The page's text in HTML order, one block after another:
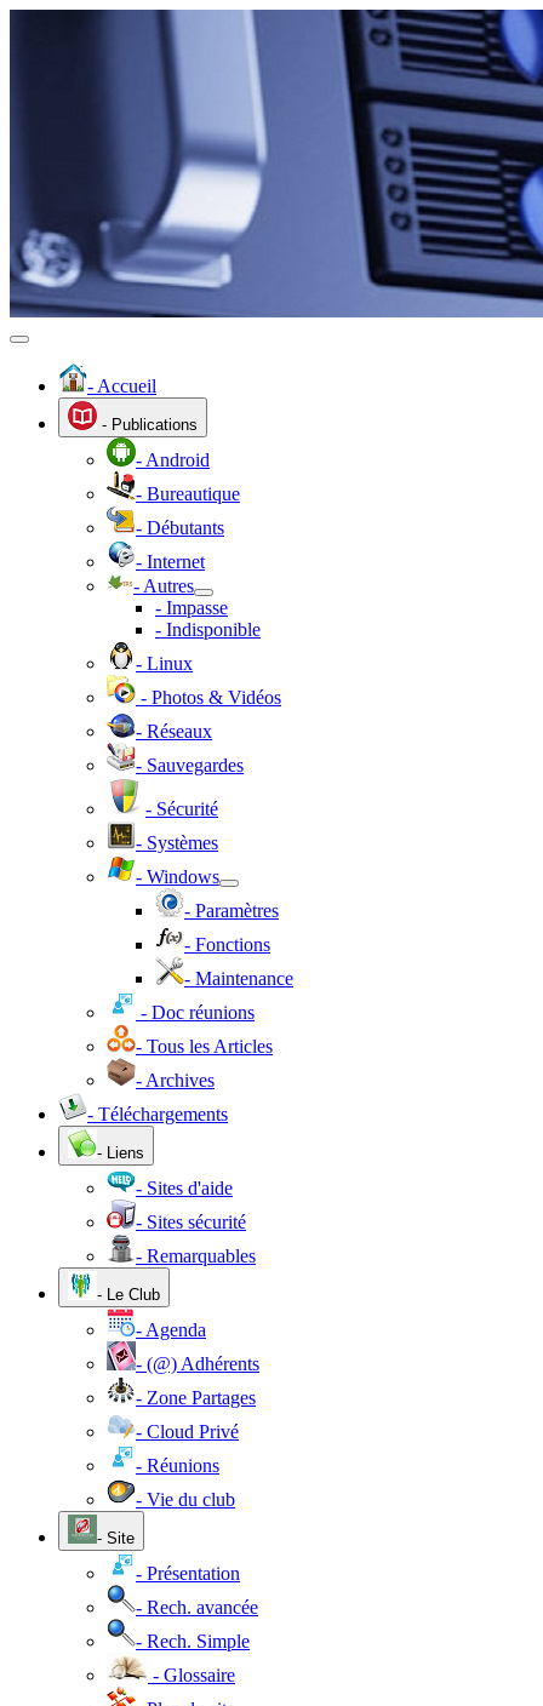
- Accueil
- Publications
- Android
- Bureautique
- Débutants
- Internet
- Autres
- Impasse
- Indisponible
- Linux
- Photos & Vidéos
- Réseaux
- Sauvegardes
- Sécurité
- Systèmes
- Windows
- Paramètres
- Fonctions
- Maintenance
- Doc réunions
- Tous les Articles
- Archives
- Téléchargements
- Liens
- Sites d'aide
- Sites sécurité
- Remarquables
- Le Club
- Agenda
- (@) Adhérents
- Zone Partages
- Cloud Privé
- Réunions
- Vie du club
- Site
- Présentation
- Rech. avancée
- Rech. Simple
- Glossaire